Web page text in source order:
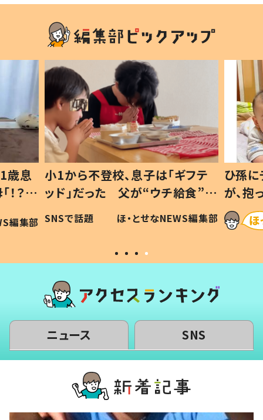
歳息
？」
編集部
小1から不登校、息子は「ギフテ
ッド」だった 父が“ウチ給食”を
作り続ける理由とは #令和の親
#令和の子
SNSで話題 ほ・とせなNEWS編集部
ひ孫
が、
「涙が
い」
ニュース SNS